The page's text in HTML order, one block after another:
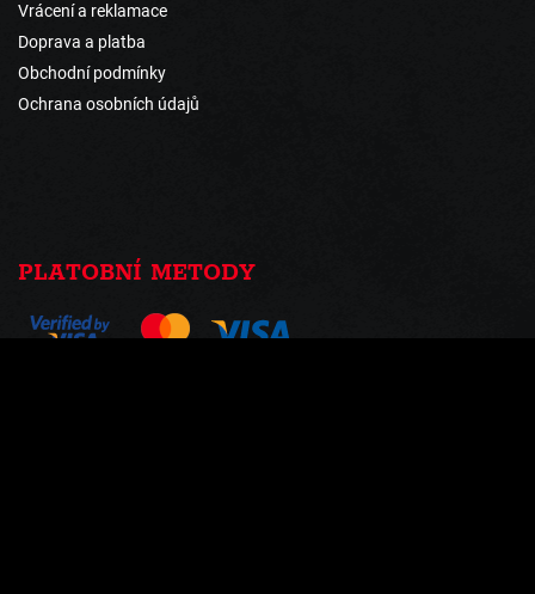
Vrácení a reklamace
Doprava a platba
Obchodní podmínky
Ochrana osobních údajů
PLATOBNÍ METODY